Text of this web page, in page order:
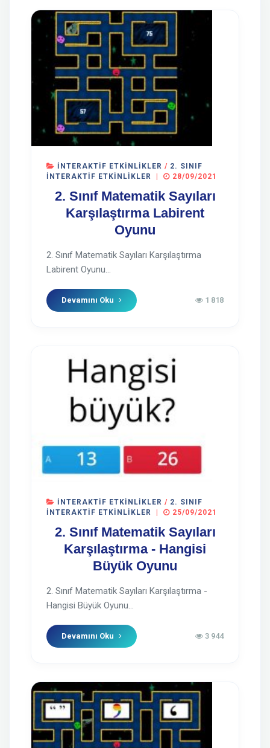
İNTERAKTIF ETKINLIKLER / 2. SINIF
İNTERAKTIF ETKINLIKLER
28/09/2021
2. Sınıf Matematik Sayıları
Karşılaştırma Labirent
Oyunu
2. Sınıf Matematik Sayıları Karşılaştırma
Labirent Oyunu...
Devamını Oku 1 818
İNTERAKTIF ETKINLIKLER / 2. SINIF
İNTERAKTIF ETKINLIKLER
25/09/2021
2. Sınıf Matematik Sayıları
Karşılaştırma - Hangisi
Büyük Oyunu
2. Sınıf Matematik Sayıları Karşılaştırma -
Hangisi Büyük Oyunu...
Devamını Oku 3 944